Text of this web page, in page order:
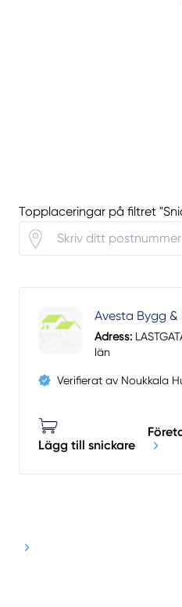
Topplaceringar på filtret
Avesta Bygg
Adress:
län
Verifierat av Noukkala
Lägg till snickare